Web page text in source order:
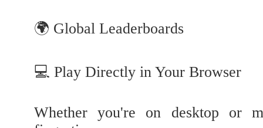
🌍 Global Leaderboards
💻 Play Directly in Your Browser
Whether you're on desktop or